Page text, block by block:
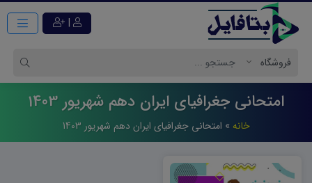
|
امتحانی جغرافیای ایران دهم شهریور 1403
خانه » امتحانی جغرافیای ایران دهم شهریور 1403